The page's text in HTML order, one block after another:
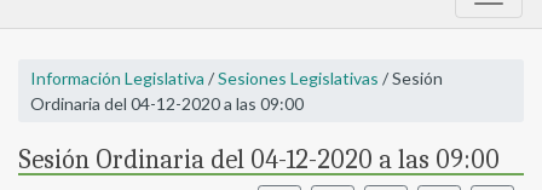
Información Legislativa /Sesiones Legislativas / Sesión
Ordinaria del 04-12-2020 a las 09:00
Sesión Ordinaria del 04-12-2020 a las 09:00